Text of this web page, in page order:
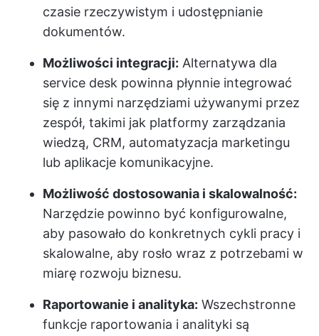
czasie rzeczywistym i udostępnianie
dokumentów.
Możliwości integracji: Alternatywa dla
service desk powinna płynnie integrować
się z innymi narzędziami używanymi przez
zespół, takimi jak platformy zarządzania
wiedzą, CRM, automatyzacja marketingu
lub aplikacje komunikacyjne.
Możliwość dostosowania i skalowalność:
Narzędzie powinno być konfigurowalne,
aby pasowało do konkretnych cykli pracy i
skalowalne, aby rosło wraz z potrzebami w
miarę rozwoju biznesu.
Raportowanie i analityka: Wszechstronne
funkcje raportowania i analityki są